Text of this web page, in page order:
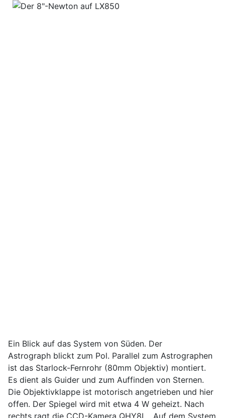
Ein Blick auf das System von Süden. Der
Astrograph blickt zum Pol. Parallel zum Astrographen
ist das Starlock-Fernrohr (80mm Objektiv) montiert.
Es dient als Guider und zum Auffinden von Sternen.
Die Objektivklappe ist motorisch angetrieben und hier
offen. Der Spiegel wird mit etwa 4 W geheizt. Nach
rechts ragt die CCD-Kamera QHY8L. Auf dem System